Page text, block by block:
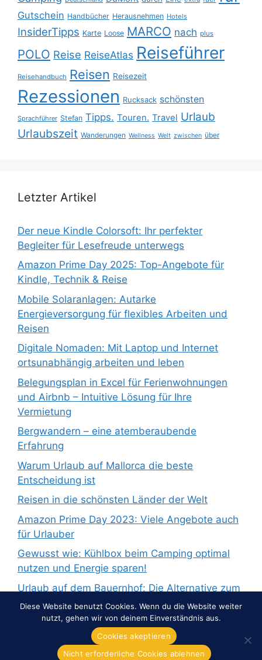
Gutschein Handbücher Herausnehmen Hotels
InsiderTipps Karte Loose MARCO nach plus
POLO Reise ReiseAtlas Reiseführer
Reisehandbuch Reisen Reisezeit
Rezessionen Rucksack schönsten
Sprachführer Stefan Tipps. Touren. Travel Urlaub
Urlaubszeit Wanderungen Wellness Welt zwischen über
Letzter Artikel
Der neue Kindle Colorsoft: Ihr perfekter
Begleiter für Lesefreude unterwegs
Amazon Prime Day 2025: Top-Angebote für
Kindle, Technik & Reise
Mobile Solaranlagen: Autarke
Energieversorgung für flexibles Arbeiten und
Reisen
Digitale Nomaden: Mit Laptop und Internet
ortsunabhängig arbeiten und leben
Belegungsplan in Excel für Ferienwohnungen
und Airbnb – Intuitive Lösung für Ihre
Vermietung
Bergwandern – eine atemberaubende
Erfahrung
Warum Urlaub auf Mallorca die beste
Entscheidung ist
Reisen in die schönsten Länder der Welt
Amazon Prime Day 2023: Viele Angebote auch
für Urlauber
Gewusst wie: Kühlbox beim Camping optimal
nutzen und Energie sparen!
Urlaub auf dem Bauernhof: Die Alternative zum
Pauschalurlaub
© 2026 Overnight-Europe.de• Erstellt mit
Diese Website benutzt Cookies. Wenn du die Website weiter
nutzt, gehen wir von deinem Einverständnis aus.
Cookies akeptieren
Nicht erforderliche Cookies ablehnen